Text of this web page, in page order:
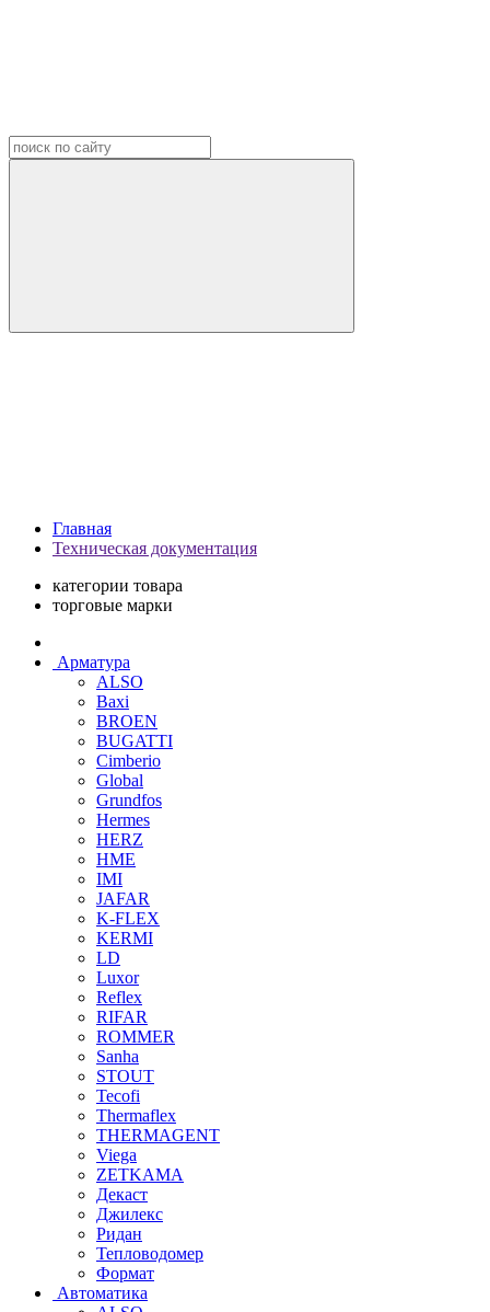
Главная
Техническая документация
категории товара
торговые марки
Арматура
ALSO
Baxi
BROEN
BUGATTI
Cimberio
Global
Grundfos
Hermes
HERZ
HME
IMI
JAFAR
K-FLEX
KERMI
LD
Luxor
Reflex
RIFAR
ROMMER
Sanha
STOUT
Tecofi
Thermaflex
THERMAGENT
Viega
ZETKAMA
Декаст
Джилекс
Ридан
Тепловодомер
Формат
Автоматика